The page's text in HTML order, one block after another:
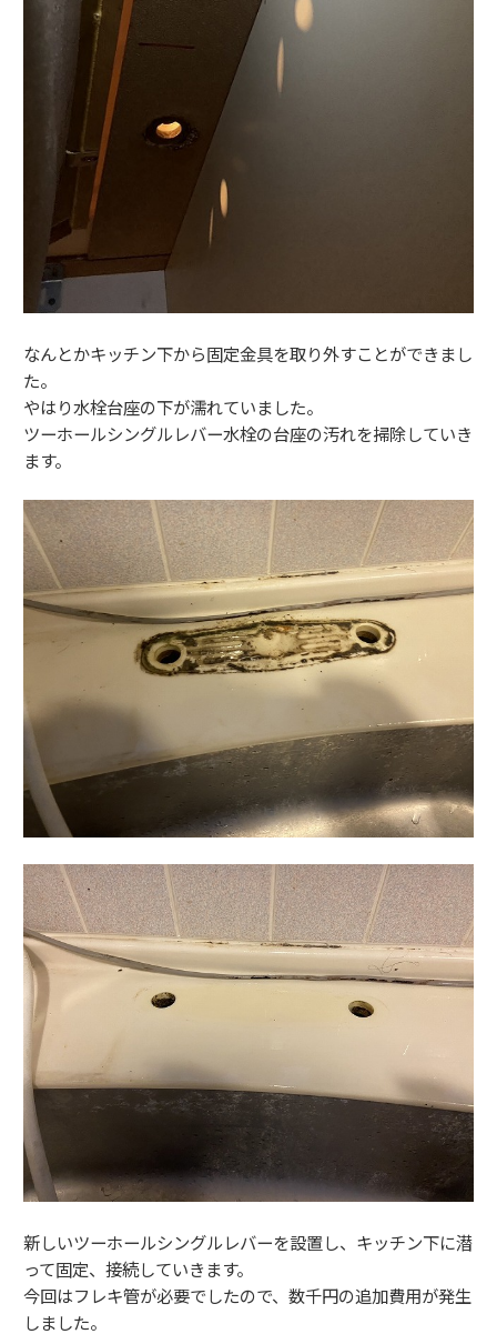
なんとかキッチン下から固定金具を取り外すことができまし
た。
やはり水栓台座の下が濡れていました。
ツーホールシングルレバー水栓の台座の汚れを掃除していき
ます。
新しいツーホールシングルレバーを設置し、キッチン下に潜
って固定、接続していきます。
今回はフレキ管が必要でしたので、数千円の追加費用が発生
しました。